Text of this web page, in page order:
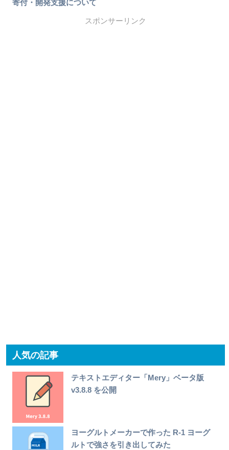
寄付・開発支援について
スポンサーリンク
人気の記事
テキストエディター「Mery」ベータ版
v3.8.8 を公開
ヨーグルトメーカーで作った R-1 ヨーグ
ルトで強さを引き出してみた